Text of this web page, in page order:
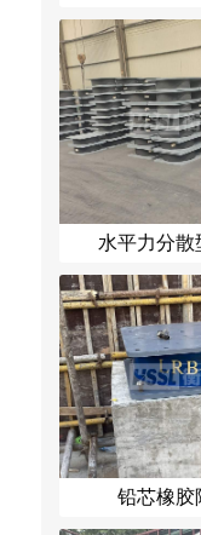
水平力分散
铅芯橡胶